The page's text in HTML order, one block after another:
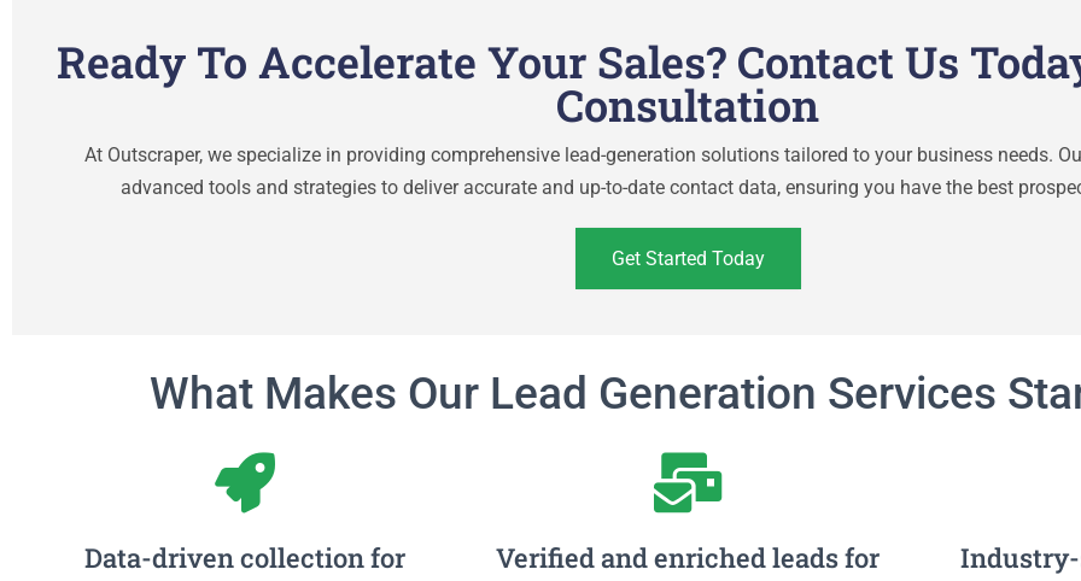
Ready To Accelerate Your Sales? Contact Us
Consultation
At Outscraper, we specialize in providing comprehensive lead-generation solutions tailored to your business needs.
advanced tools and strategies to deliver accurate and up-to-date contact data, ensuring you have the best
Get Started Today
What Makes Our Lead Generation Services
Data-driven collection for
Verified and enriched leads for